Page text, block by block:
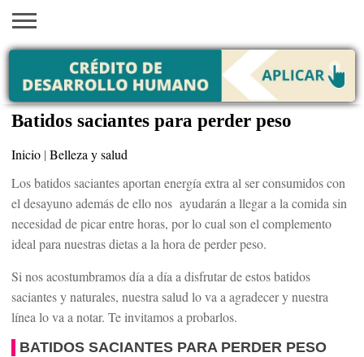
AYUDAS
ECONÓMICAS
VACANTES
EN EEUU
TU
VISA
EMPLEOS
TRÁMITES
PRÉSTAMOS
CURSOS
HOGAR
BELLEZA
Batidos saciantes para perder peso
Inicio | Belleza y salud
Los batidos saciantes aportan energía extra al ser consumidos con
el desayuno además de ello nos ayudarán a llegar a la comida sin
necesidad de picar entre horas, por lo cual son el complemento
ideal para nuestras dietas a la hora de perder peso.
Si nos acostumbramos día a día a disfrutar de estos batidos
saciantes y naturales, nuestra salud lo va a agradecer y nuestra
línea lo va a notar. Te invitamos a probarlos.
BATIDOS SACIANTES PARA PERDER PESO